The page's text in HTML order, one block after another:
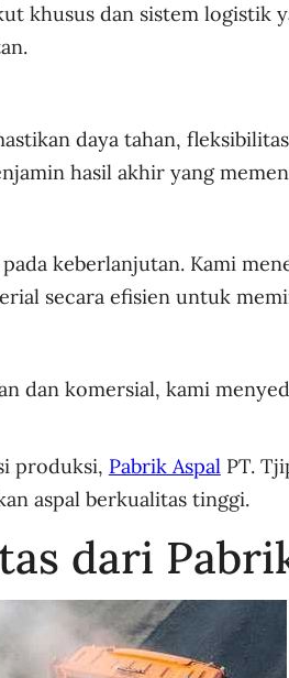
khusus dan sistem logistik
daya tahan,
hasil akhir yang
keberlanjutan. Kami
secara efisien untuk
dan komersial, kami
produksi, Pabrik AspalPT.
aspal berkualitas tinggi.
dari